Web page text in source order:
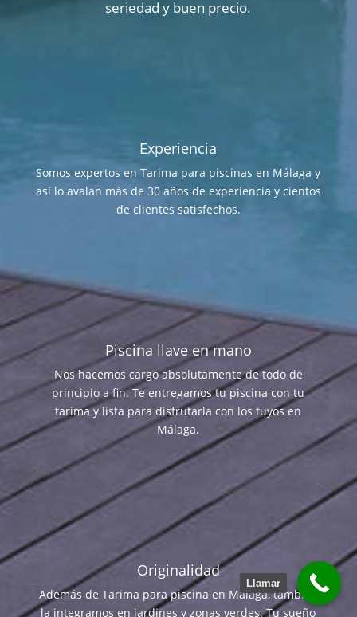
seriedad y buen precio.
Experiencia
Somos expertos en Tarima para piscinas en Málaga y
así lo avalan más de 30 años de experiencia y cientos
de clientes satisfechos.
Piscina llave en mano
Nos hacemos cargo absolutamente de todo de
principio a fin. Te entregamos tu piscina con tu
tarima y lista para disfrutarla con los tuyos en
Málaga.
Originalidad
Además de Tarima para piscina en Málaga, también
la integramos en jardines y zonas verdes. Tu sueño
Llamar